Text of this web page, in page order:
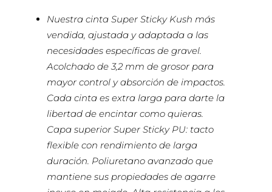
Nuestra cinta Super Sticky Kush más
vendida, ajustada y adaptada a las
necesidades específicas de gravel.
Acolchado de 3,2 mm de grosor para
mayor control y absorción de impactos.
Cada cinta es extra larga para darte la
libertad de encintar como quieras.
Capa superior Super Sticky PU: tacto
flexible con rendimiento de larga
duración. Poliuretano avanzado que
mantiene sus propiedades de agarre